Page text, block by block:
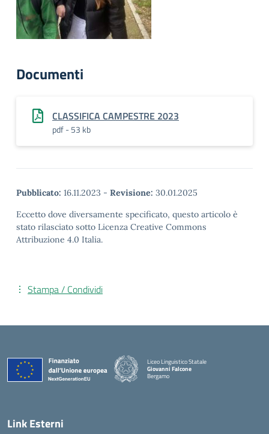
Documenti
CLASSIFICA CAMPESTRE 2023
pdf - 53 kb
Pubblicato: 16.11.2023 - Revisione: 30.01.2025
Eccetto dove diversamente specificato, questo articolo è
stato rilasciato sotto Licenza Creative Commons
Attribuzione 4.0 Italia.
Stampa / Condividi
Liceo Linguistico Statale
Giovanni Falcone
Bergamo
— Visita la pagina iniziale della scuola
Link Esterni